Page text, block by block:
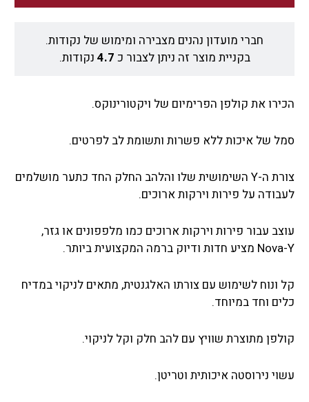
חברי מועדון נהנים מצבירה ומימוש של נקודות.
בקניית מוצר זה ניתן לצבור כ 4.7 נקודות.
הכירו את קולפן הפרימיום של ויקטורינוקס.
סמל של איכות ללא פשרות ותשומת לב לפרטים.
צורת ה-Y השימושית שלו והלהב החלק החד כתער מושלמים
לעבודה על פירות וירקות ארוכים.
עוצב עבור פירות וירקות ארוכים כמו מלפפונים או גזר,
Nova-Y מציע חדות ודיוק ברמה המקצועית ביותר.
קל ונוח לשימוש עם צורתו האלגנטית, מתאים לניקוי במדיח
כלים וחד במיוחד.
קולפן מתוצרת שוויץ עם להב חלק וקל לניקוי.
עשוי נירוסטה איכותית וטריטן.